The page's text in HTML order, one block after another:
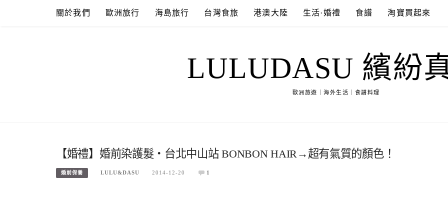
關於我們 歐洲旅行 海島旅行 台灣食旅 港澳大陸 生活·婚禮 食譜 淘寶買起來
LULUDASU 繽紛
歐洲旅遊｜海外生活｜食譜料理
【婚禮】婚前染護髮‧台北中山站 BONBON HAIR→超有氣質的顏色！
婚前保養 LULU&DASU 2014-12-20 1